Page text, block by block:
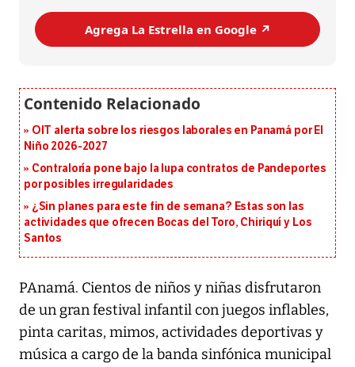
Agrega La Estrella en Google ↗️
OIT alerta sobre los riesgos laborales en Panamá por El
Niño 2026-2027
Contraloría pone bajo la lupa contratos de Pandeportes
por posibles irregularidades
¿Sin planes para este fin de semana? Estas son las
actividades que ofrecen Bocas del Toro, Chiriquí y Los
Santos
PAnamá. Cientos de niños y niñas disfrutaron
de un gran festival infantil con juegos inflables,
pinta caritas, mimos, actividades deportivas y
música a cargo de la banda sinfónica municipal